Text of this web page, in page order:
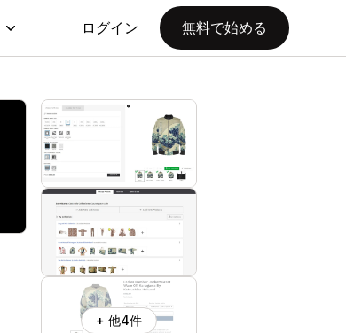
ログイン 無料で始める
+ 他4件